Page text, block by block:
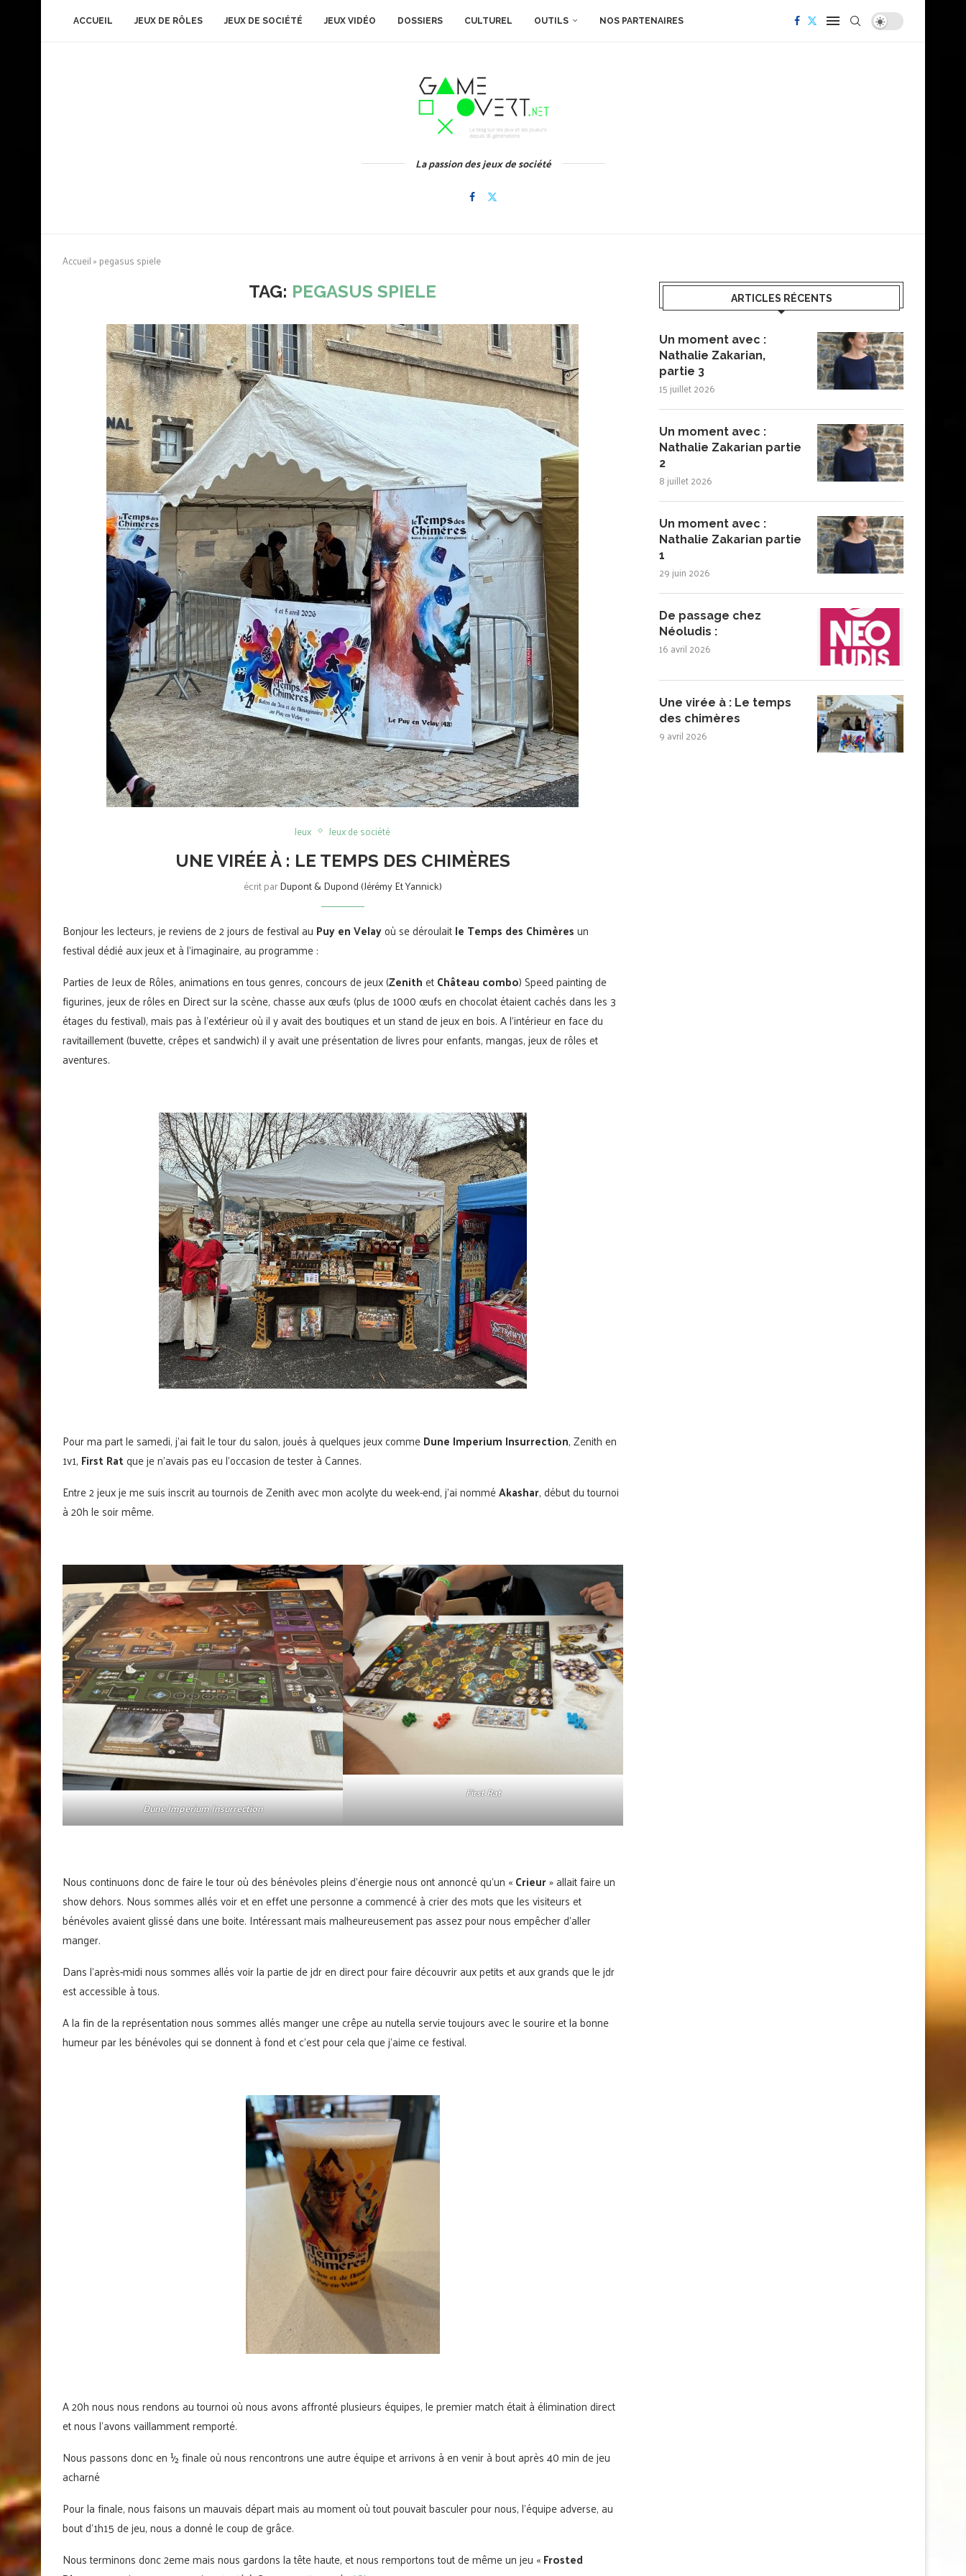
ACCUEIL JEUX DE RÔLES JEUX DE SOCIÉTÉ JEUX VIDÉO DOSSIERS CULTUREL OUTILS NOS PARTENAIRES
La passion des jeux de société
Accueil» pegasus spiele
TAG: PEGASUS SPIELE
Jeux Jeux de société
UNE VIRÉE À : LE TEMPS DES CHIMÈRES
écrit parDupont & Dupond (Jérémy Et Yannick)
Bonjour les lecteurs, je reviens de 2 jours de festival au Puy en Velayoù se déroulaitle Temps des Chimèresun
festival dédié aux jeux et à l’imaginaire, au programme :
Parties de Jeux de Rôles, animations en tous genres, concours de jeux (ZenithetChâteau combo) Speed painting de
figurines, jeux de rôles en Direct sur la scène, chasse aux œufs (plus de 1000 œufs en chocolat étaient cachés dans les 3
étages du festival), mais pas à l’extérieur où il y avait des boutiques et un stand de jeux en bois. A l’intérieur en face du
ravitaillement (buvette, crêpes et sandwich) il y avait une présentation de livres pour enfants, mangas, jeux de rôles et
aventures.
Pour ma part le samedi, j’ai fait le tour du salon, joués à quelques jeux commeDune Imperium Insurrection, Zenith en
1v1, First Ratque je n’avais pas eu l’occasion de tester à Cannes.
Entre 2 jeux je me suis inscrit au tournois de Zenith avec mon acolyte du week-end, j’ai nomméAkashar, début du tournoi
à 20h le soir même.
Dune Imperium Insurrection
First Rat
Nous continuons donc de faire le tour où des bénévoles pleins d’énergie nous ont annoncé qu’un «Crieur» allait faire un
show dehors. Nous sommes allés voir et en effet une personne a commencé à crier des mots que les visiteurs et
bénévoles avaient glissé dans une boite. Intéressant mais malheureusement pas assez pour nous empêcher d’aller
manger.
Dans l’après-midi nous sommes allés voir la partie de jdr en direct pour faire découvrir aux petits et aux grands que le jdr
est accessible à tous.
A la fin de la représentation nous sommes allés manger une crêpe au nutella servie toujours avec le sourire et la bonne
humeur par les bénévoles qui se donnent à fond et c’est pour cela que j’aime ce festival.
A 20h nous nous rendons au tournoi où nous avons affronté plusieurs équipes, le premier match était à élimination direct
et nous l’avons vaillamment remporté.
Nous passons donc en ½ finale où nous rencontrons une autre équipe et arrivons à en venir à bout après 40 min de jeu
acharné
Pour la finale, nous faisons un mauvais départ mais au moment où tout pouvait basculer pour nous, l’équipe adverse, au
bout d’1h15 de jeu, nous a donné le coup de grâce.
Nous terminons donc 2eme mais nous gardons la tête haute, et nous remportons tout de même un jeu «Frosted
ARTICLES RÉCENTS
Un moment avec :
Nathalie Zakarian,
partie 3
15 juillet 2026
Un moment avec :
Nathalie Zakarian partie
2
8 juillet 2026
Un moment avec :
Nathalie Zakarian partie
1
29 juin 2026
De passage chez
Néoludis :
16 avril 2026
Une virée à : Le temps
des chimères
9 avril 2026